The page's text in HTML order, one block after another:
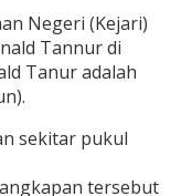
Negeri (Kejari)
Tannur di
Tanur adalah
sekitar pukul
tersebut